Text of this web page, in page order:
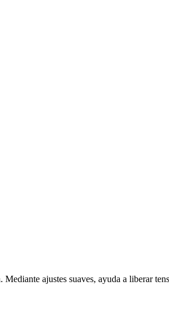
ajustes suaves, ayuda a liberar